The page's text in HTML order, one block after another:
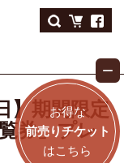
】期間限定
券」プレ
お得な
前売りチケット
はこちら